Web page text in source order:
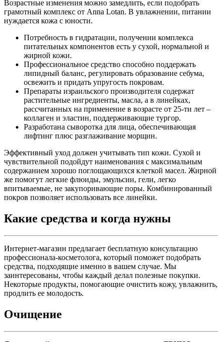
Возрастные изменения можно замедлить, если подобрать
грамотный комплекс от Anna Lotan. В увлажнении, питании
нуждается кожа с юности.
Потребность в гидратации, получении комплекса
питательных компонентов есть у сухой, нормальной и
жирной кожи.
Профессиональное средство способно поддержать
липидный баланс, регулировать образование себума,
освежить и придать упругость покровам.
Препараты израильского производителя содержат
растительные ингредиенты, масла, а в линейках,
рассчитанных на применение в возрасте от 25-ти лет –
коллаген и эластин, поддерживающие тургор.
Разработана сыворотка для лица, обеспечивающая
лифтинг плюс разглаживание морщин.
Эффективный уход должен учитывать тип кожи. Сухой и
чувствительной подойдут наименования с максимальным
содержанием хорошо поглощающихся клеткой масел. Жирной
же помогут легкие флюиды, эмульсии, гели, легко
впитываемые, не закупоривающие поры. Комбинированный
покров позволяет использовать все линейки.
Какие средства и когда нужны
Интернет-магазин предлагает бесплатную консультацию
профессионала-косметолога, который поможет подобрать
средства, подходящие именно в вашем случае. Мы
заинтересованы, чтобы каждый делал полезные покупки.
Некоторые продукты, помогающие очистить кожу, увлажнить,
продлить ее молодость.
Очищение